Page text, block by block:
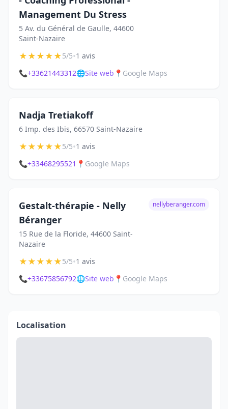
Management Du Stress
5 Av. du Général de Gaulle, 44600
Saint-Nazaire
★★★★★5/5•1 avis
📞+33621443312🌐Site web 📍 Google Maps
Nadja Tretiakoff
6 Imp. des Ibis, 66570 Saint-Nazaire
★★★★★5/5•1 avis
📞+33468295521 📍 Google Maps
Gestalt-thérapie - Nelly
Béranger
15 Rue de la Floride, 44600 Saint-
Nazaire
nellyberanger.com
★★★★★5/5•1 avis
📞+33675856792🌐Site web 📍 Google Maps
Localisation